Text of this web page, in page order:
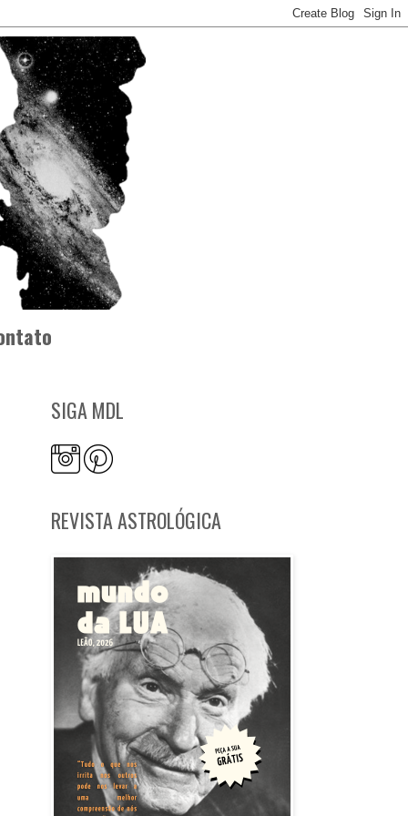
SIGA MDL
REVISTA ASTROLÓGICA